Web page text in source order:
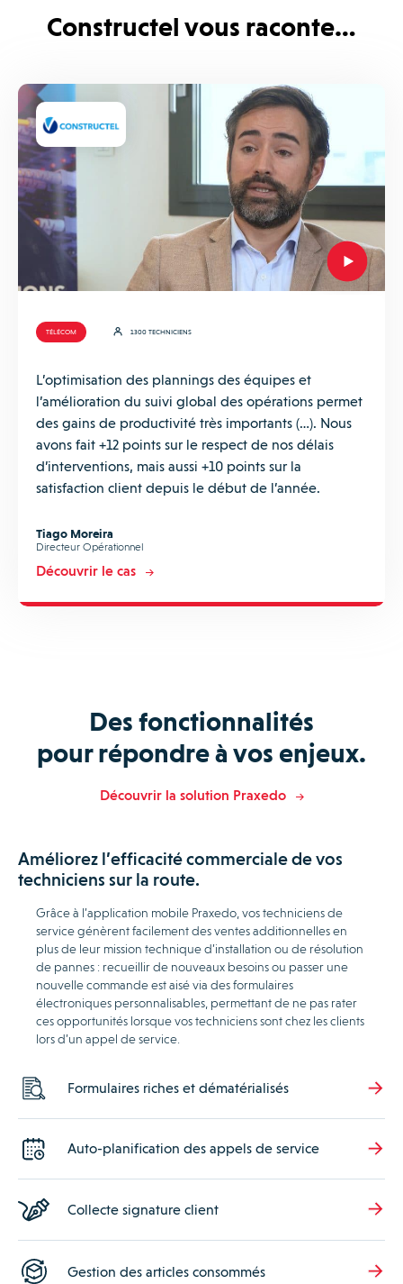
Constructel vous raconte…
TÉLÉCOM 1300 TECHNICIENS
L’optimisation des plannings des équipes et
l’amélioration du suivi global des opérations permet
des gains de productivité très importants (…). Nous
avons fait +12 points sur le respect de nos délais
d’interventions, mais aussi +10 points sur la
satisfaction client depuis le début de l’année.
Tiago Moreira
Directeur Opérationnel
Découvrir le cas
Des fonctionnalités
pour répondre à vos enjeux.
Découvrir la solution Praxedo
Améliorez l’efficacité commerciale de vos
techniciens sur la route.
Grâce à l’application mobile Praxedo, vos techniciens de
service génèrent facilement des ventes additionnelles en
plus de leur mission technique d’installation ou de résolution
de pannes : recueillir de nouveaux besoins ou passer une
nouvelle commande est aisé via des formulaires
électroniques personnalisables, permettant de ne pas rater
ces opportunités lorsque vos techniciens sont chez les clients
lors d’un appel de service.
Formulaires riches et dématérialisés
Auto-planification des appels de service
Collecte signature client
Gestion des articles consommés